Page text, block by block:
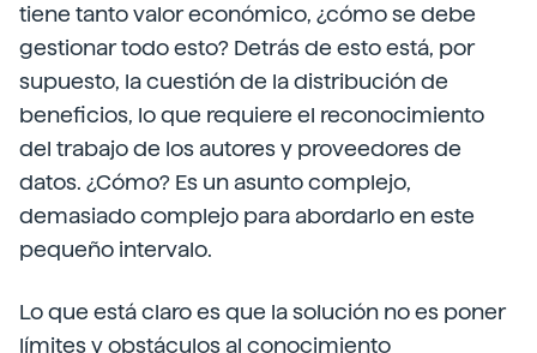
tiene tanto valor económico, ¿cómo se debe
gestionar todo esto? Detrás de esto está, por
supuesto, la cuestión de la distribución de
beneficios, lo que requiere el reconocimiento
del trabajo de los autores y proveedores de
datos. ¿Cómo? Es un asunto complejo,
demasiado complejo para abordarlo en este
pequeño intervalo.
Lo que está claro es que la solución no es poner
límites y obstáculos al conocimiento